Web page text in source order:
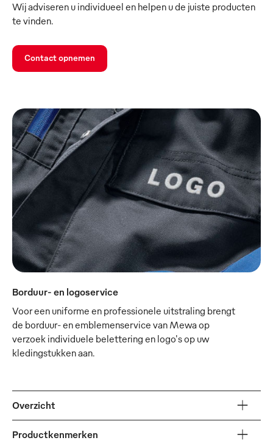
Wij adviseren u individueel en helpen u de juiste producten
te vinden.
Contact opnemen
Borduur- en logoservice
Voor een uniforme en professionele uitstraling brengt
de borduur- en emblemenservice van Mewa op
verzoek individuele belettering en logo's op uw
kledingstukken aan.
Overzicht
Productkenmerken